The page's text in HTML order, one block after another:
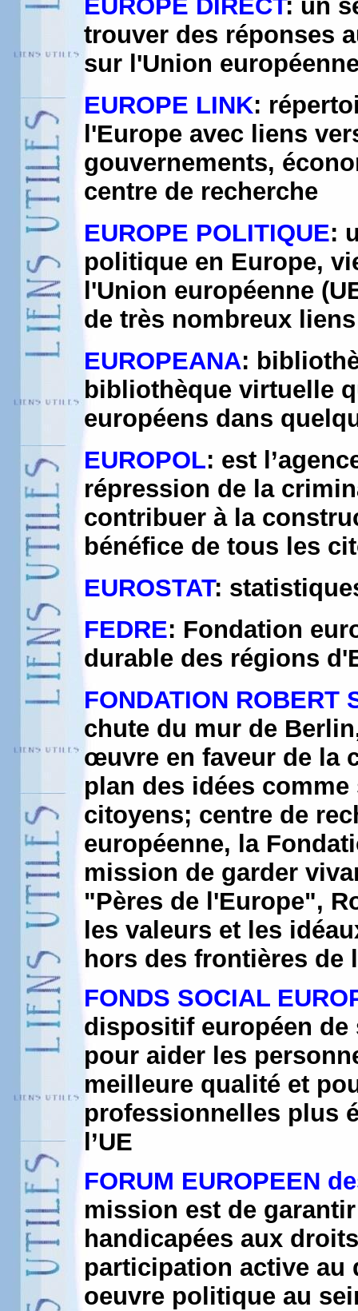
EUROPE DIRECT: un
trouver des réponses
sur l'Union
EUROPE LINK:
l'Europe avec liens
gouvernements,
centre de recherche
EUROPE POLITIQUE:
politique en Europe,
l'Union européenne
de très nombreux liens
EUROPEANA:
bibliothèque virtuelle
européens dans
EUROPOL: est
répression de la
contribuer à la
bénéfice de tous les
EUROSTAT:
FEDRE: Fondation
durable des régions
FONDATION ROBERT
chute du mur de
œuvre en faveur de la
plan des idées
citoyens; centre de
européenne, la
mission de garder
"Pères de l'Europe",
les valeurs et les
hors des frontières de
FONDS SOCIAL
dispositif européen
pour aider les
meilleure qualité et
professionnelles plus
l’UE
FORUM EUROPEEN
mission est de
handicapées aux
participation active au
oeuvre politique au